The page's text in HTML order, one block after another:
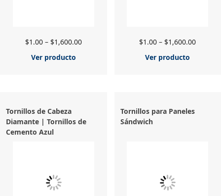
$1.00– $1,600.00
Ver producto
$1.00 – $1,600.00
Ver producto
Tornillos de Cabeza
Diamante | Tornillos de
Cemento Azul
Tornillos para Paneles
Sándwich